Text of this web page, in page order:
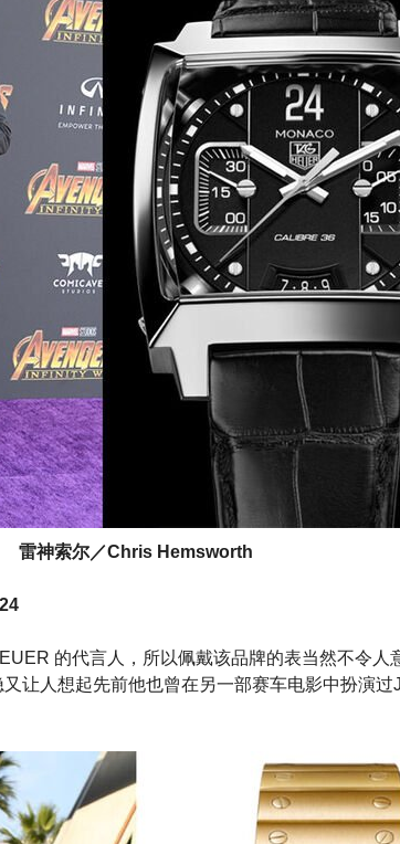
雷神索尔／Chris Hemsworth
的代言人，所以佩戴该品牌的表当然不令人
让人想起先前他也曾在另一部赛车电影中扮演过